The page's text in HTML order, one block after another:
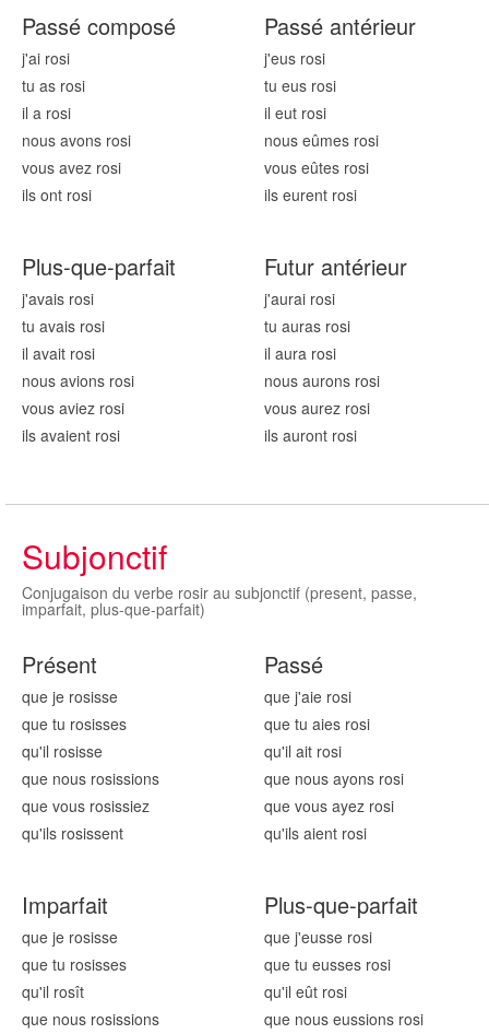
Passé composé
j'ai rosi
tu as rosi
il a rosi
nous avons rosi
vous avez rosi
ils ont rosi
Passé antérieur
j'eus rosi
tu eus rosi
il eut rosi
nous eûmes rosi
vous eûtes rosi
ils eurent rosi
Plus-que-parfait
j'avais rosi
tu avais rosi
il avait rosi
nous avions rosi
vous aviez rosi
ils avaient rosi
Futur antérieur
j'aurai rosi
tu auras rosi
il aura rosi
nous aurons rosi
vous aurez rosi
ils auront rosi
Subjonctif
Conjugaison du verbe rosir au subjonctif (present, passe,
imparfait, plus-que-parfait)
Présent
que je rosisse
que tu rosisses
qu'il rosisse
que nous rosissions
que vous rosissiez
qu'ils rosissent
Passé
que j'aie rosi
que tu aies rosi
qu'il ait rosi
que nous ayons rosi
que vous ayez rosi
qu'ils aient rosi
Imparfait
que je rosisse
que tu rosisses
qu'il rosît
que nous rosissions
Plus-que-parfait
que j'eusse rosi
que tu eusses rosi
qu'il eût rosi
que nous eussions rosi